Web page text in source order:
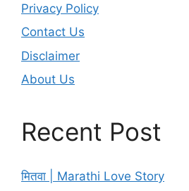
Privacy Policy
Contact Us
Disclaimer
About Us
Recent Post
मितवा | Marathi Love Story